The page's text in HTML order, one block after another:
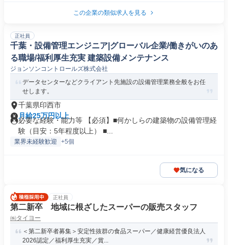
この企業の類似求人を見る
正社員
千葉・設備管理エンジニア|グローバル企業/働きがいのあ
る職場/福利厚生充実 建築設備メンテナンス
ジョンソンコントロールズ株式会社
データセンターなどクライアント先施設の設備管理業務全般をお任
せします。
千葉県印西市
月給25万円以上
必要な経験・能力等 【必須】■何かしらの建築物の設備管理経
験（目安：5年程度以上） ■...
業界未経験歓迎 +5個
気になる
正社員
第二新卒 地域に根ざしたスーパーの販売スタッフ
㈱タイヨー
＜第二新卒者募集＞安定性抜群の食品スーパー／健康経営優良法人
2026認定／福利厚生充実／賞...